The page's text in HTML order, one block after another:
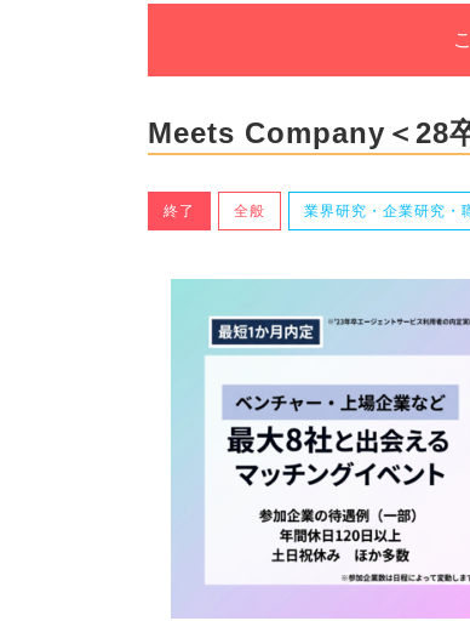
Meets Company＜28
終了 全般 業界研究・企業研究・